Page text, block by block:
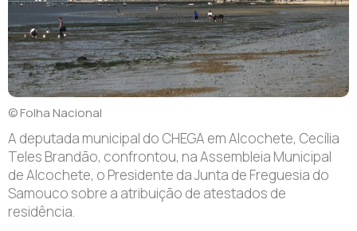
© Folha Nacional
A deputada municipal do CHEGA em Alcochete, Cecília
Teles Brandão, confrontou, na Assembleia Municipal
de Alcochete, o Presidente da Junta de Freguesia do
Samouco sobre a atribuição de atestados de
residência.